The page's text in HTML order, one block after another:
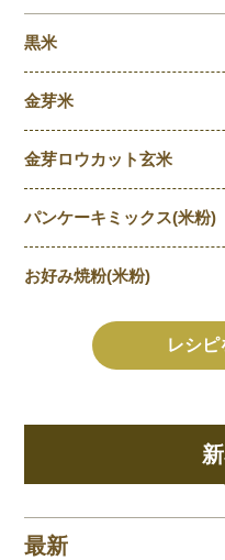
黒米
金芽米
金芽ロウカット玄米
パンケーキミックス(米粉)
お好み焼粉(米粉)
レシピ
最新